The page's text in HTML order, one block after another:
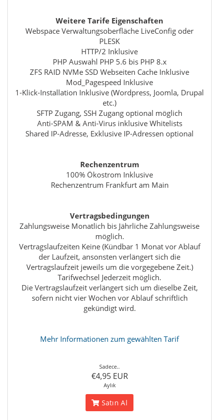
Weitere Tarife Eigenschaften
Webspace Verwaltungsoberfläche LiveConfig oder
PLESK
HTTP/2 Inklusive
PHP Auswahl PHP 5.6 bis PHP 8.x
ZFS RAID NVMe SSD Webseiten Cache Inklusive
Mod_Pagespeed Inklusive
1-Klick-Installation Inklusive (Wordpress, Joomla, Drupal
etc.)
SFTP Zugang, SSH Zugang optional möglich
Anti-SPAM & Anti-Virus inklusive Whitelists
Shared IP-Adresse, Exklusive IP-Adressen optional
Rechenzentrum
100% Ökostrom Inklusive
Rechenzentrum Frankfurt am Main
Vertragsbedingungen
Zahlungsweise Monatlich bis Jährliche Zahlungsweise
möglich.
Vertragslaufzeiten Keine (Kündbar 1 Monat vor Ablauf
der Laufzeit, ansonsten verlängert sich die
Vertragslaufzeit jeweils um die vorgegebene Zeit.)
Tarifwechsel Jederzeit möglich.
Die Vertragslaufzeit verlängert sich um dieselbe Zeit,
sofern nicht vier Wochen vor Ablauf schriftlich
gekündigt wird.
Mehr Informationen zum gewählten Tarif
Sadece..
€4,95 EUR
Aylık
Satın Al